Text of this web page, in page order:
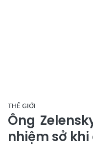
THẾ GIỚI
Ông
nhiệm sở